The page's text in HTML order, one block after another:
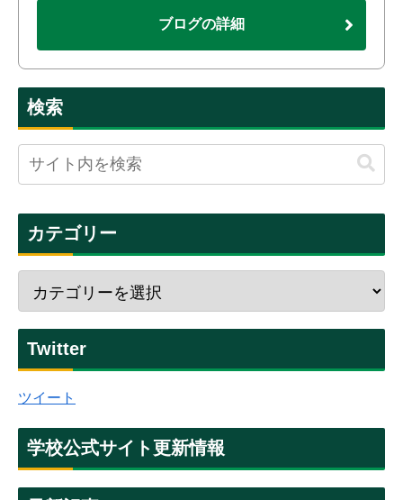
ブログの詳細
検索
カテゴリー
Twitter
ツイート
学校公式サイト更新情報